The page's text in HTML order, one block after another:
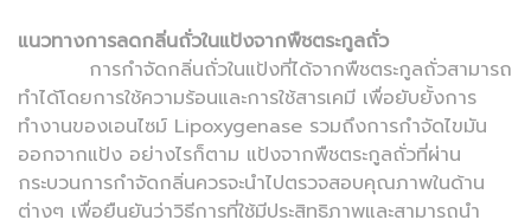
แนวทางการลดกลิ่นถั่วในแป้งจากพืชตระกูลถั่ว
การกำจัดกลิ่นถั่วในแป้งที่ได้จากพืชตระกูลถั่วสามารถ
ทำได้โดยการใช้ความร้อนและการใช้สารเคมี เพื่อยับยั้งการ
ทำงานของเอนไซม์ Lipoxygenase รวมถึงการกำจัดไขมัน
ออกจากแป้ง อย่างไรก็ตาม แป้งจากพืชตระกูลถั่วที่ผ่าน
กระบวนการกำจัดกลิ่นควรจะนำไปตรวจสอบคุณภาพในด้าน
ต่างๆ เพื่อยืนยันว่าวิธีการที่ใช้มีประสิทธิภาพและสามารถนำ